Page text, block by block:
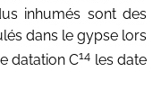
inhumés sont des
dans le gypse lors
datation C14 les date